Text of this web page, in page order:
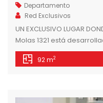
Departamento
Red Exclusivos
UN EXCLUSIVO LUGAR
Molas 1321 está
En su PLANTA BAJA, un
climatizado. Además en
destinarán
92 m2